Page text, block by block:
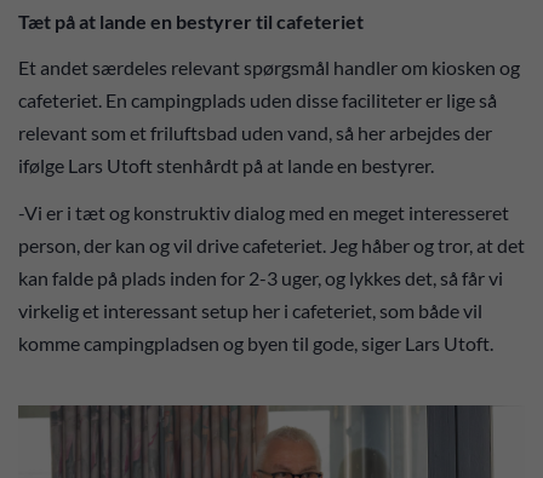
Tæt på at lande en bestyrer til cafeteriet
Et andet særdeles relevant spørgsmål handler om kiosken og
cafeteriet. En campingplads uden disse faciliteter er lige så
relevant som et friluftsbad uden vand, så her arbejdes der
ifølge Lars Utoft stenhårdt på at lande en bestyrer.
-Vi er i tæt og konstruktiv dialog med en meget interesseret
person, der kan og vil drive cafeteriet. Jeg håber og tror, at det
kan falde på plads inden for 2-3 uger, og lykkes det, så får vi
virkelig et interessant setup her i cafeteriet, som både vil
komme campingpladsen og byen til gode, siger Lars Utoft.